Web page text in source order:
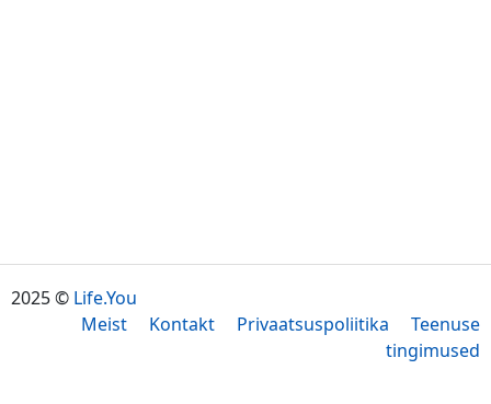
2025 © Life.You
Meist
Kontakt Privaatsuspoliitika
Teenuse
tingimused